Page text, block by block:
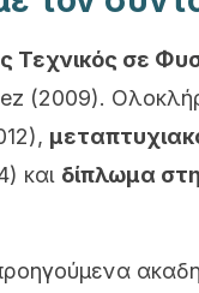
Τεχνικός σε
(2009).
και δίπλωμα